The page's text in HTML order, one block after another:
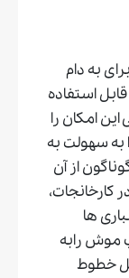
به دام
استفاده
امکان را
به سهولت به
از آن
کارخانجات،
ها
موش رابه
خطوط